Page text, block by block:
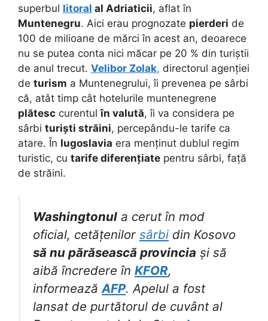
superbul litoral al Adriaticii, aflat în
Muntenegru. Aici erau prognozate pierderi de
100 de milioane de mărci în acest an, deoarece
nu se putea conta nici măcar pe 20 % din turiștii
de anul trecut. Velibor Zolak, directorul agenției
de turism a Muntenegrului, îi prevenea pe sârbi
că, atât timp cât hotelurile muntenegrene
plătesc curentulîn valută, îi va considera pe
sârbi turiști străini, percepându-le tarife ca
atare. În Iugoslavia era menținut dublul regim
turistic, cu tarife diferențiate pentru sârbi, față
de străini.
Washingtonul a cerut în mod
oficial, cetățenilor sârbi din Kosovo
să nu părăsească provincia și să
aibă încredere în KFOR,
informeazăAFP. Apelul a fost
lansat de purtătorul de cuvânt al